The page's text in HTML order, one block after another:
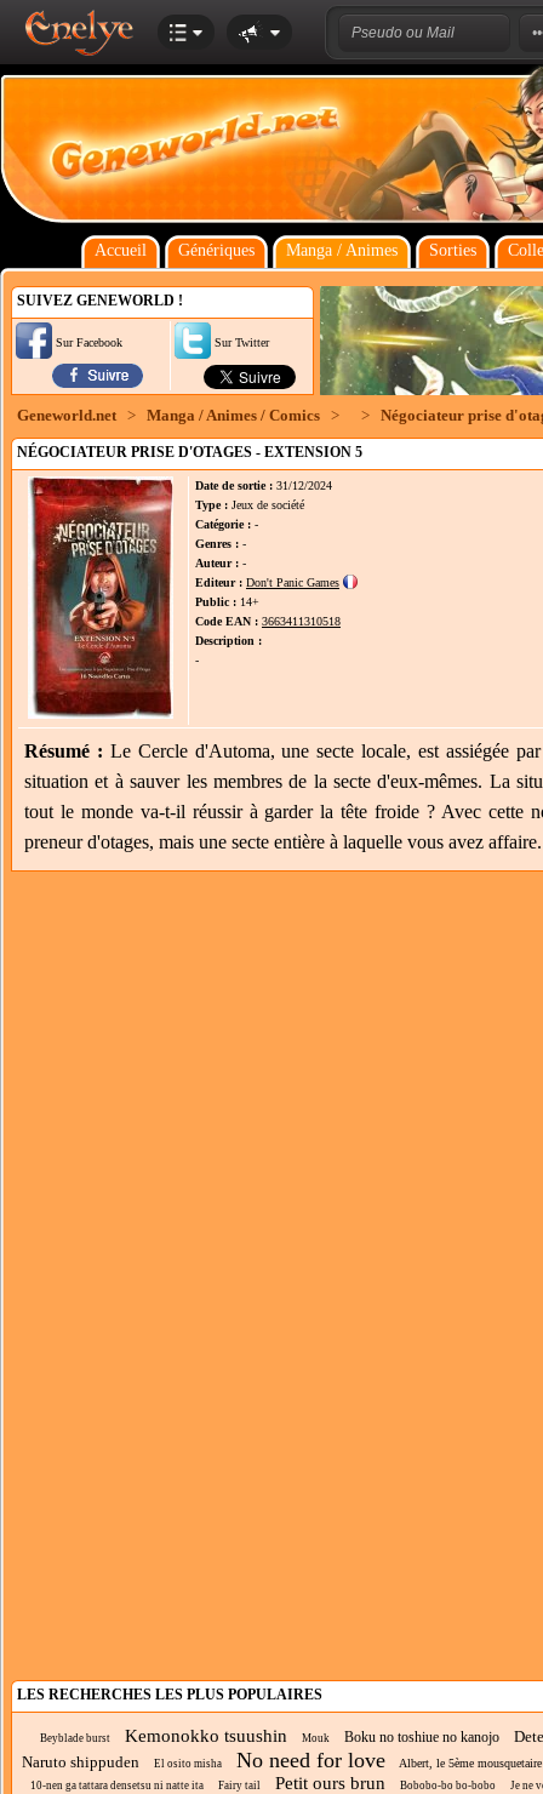
Accueil Génériques Manga / Animes Sorties
SUIVEZ GENEWORLD !
Sur Facebook Sur Twitter
Geneworld.net > Manga / Animes / Comics > > Négociateur prise
NÉGOCIATEUR PRISE D'OTAGES - EXTENSION 5
Date de sortie : 31/12/2024
Type : Jeux de société
Catégorie : -
Genres : -
Auteur : -
Editeur : Don't Panic Games
Public : 14+
Code EAN : 3663411310518
Description :
-
Résumé : Le Cercle d'Automa, une secte locale, est assiégée
situation et à sauver les membres de la secte d'eux-mêmes. La
tout le monde va-t-il réussir à garder la tête froide ? Avec cette
preneur d'otages, mais une secte entière à laquelle vous avez affaire.
LES RECHERCHES LES PLUS POPULAIRES
Beyblade burst Kemonokko tsuushin Mouk Boku no toshiue no kanojo
Naruto shippuden
El osito misha No need for love Albert, le 5ème mousquetaire
10-nen ga tattara densetsu ni natte ita Fairy tail Petit ours brun Bobobo-bo bo-bobo
Je ne